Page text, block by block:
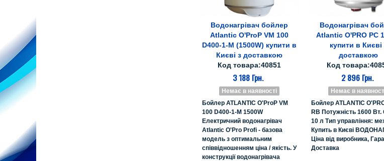
Все про товар
Водонагрівач бойлер
Atlantic O'ProP VM 100
D400-1-M (1500W) купити в
Києві з доставкою
Код товара:40851
3 188 Грн.
Немає в наявності
Бойлер ATLANTIC O'ProP VM
100 D400-1-M 1500W
Електричний водонагрівач
Atlantic O'Pro Profi - базова
модель з оптимальним
співвідношенням ціна / якість. У
конструкції водонагрівача
Все про товар
Водонагрівач
Atlantic O'PRO PC
купити в Києві
доставкою
Код
2 896 Грн.
Немає в
Бойлер ATLANTIC
RB Потужність 1600 Вт.
10 л Тип управління:
Купить в Києві
Ціна від виробника,
Доставка